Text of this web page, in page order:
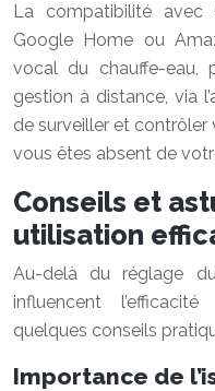
La compatibilité avec
Google Home ou
vocal du chauffe-eau,
gestion à distance, via
de surveiller et
vous êtes absent de
Conseils et
utilisation
Au-delà du réglage
influencent
quelques conseils
Importance de